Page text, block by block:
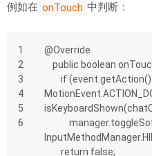
例如在 onTouch 中判断：
1
2
3
4
5
6
@Override
public boolean
        return false;